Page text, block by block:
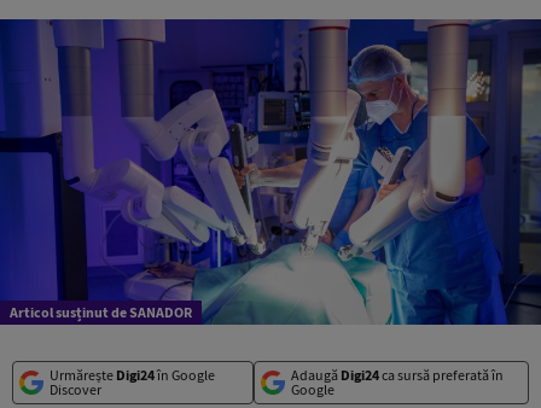
Articol susținut de SANADOR
Urmărește Digi24în Google
Discover
Adaugă Digi24ca sursă preferată în
Google